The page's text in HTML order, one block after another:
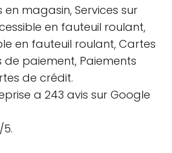
magasin, Services sur
en fauteuil roulant,
en fauteuil roulant, Cartes
paiement, Paiements
de crédit.
a 243 avis sur Google